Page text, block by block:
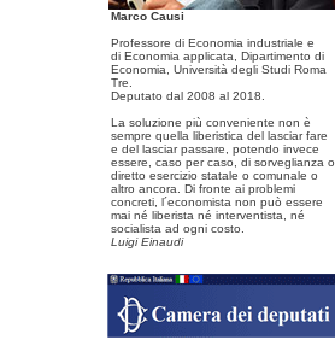
Marco Causi
Professore di Economia industriale e
di Economia applicata, Dipartimento di
Economia, Università degli Studi Roma
Tre.
Deputato dal 2008 al 2018.
La soluzione più conveniente non è
sempre quella liberistica del lasciar fare
e del lasciar passare, potendo invece
essere, caso per caso, di sorveglianza o
diretto esercizio statale o comunale o
altro ancora. Di fronte ai problemi
concreti, l´economista non può essere
mai né liberista né interventista, né
socialista ad ogni costo.
Luigi Einaudi